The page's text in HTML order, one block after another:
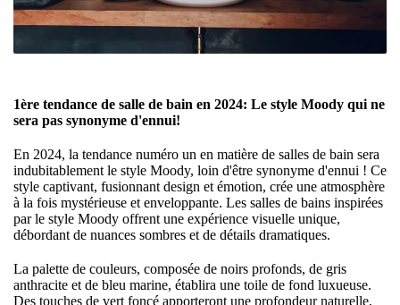
1ère tendance de salle de bain en 2024: Le style Moody qui ne
sera pas synonyme d'ennui!
En 2024, la tendance numéro un en matière de salles de bain sera
indubitablement le style Moody, loin d'être synonyme d'ennui ! Ce
style captivant, fusionnant design et émotion, crée une atmosphère
à la fois mystérieuse et enveloppante. Les salles de bains inspirées
par le style Moody offrent une expérience visuelle unique,
débordant de nuances sombres et de détails dramatiques.
La palette de couleurs, composée de noirs profonds, de gris
anthracite et de bleu marine, établira une toile de fond luxueuse.
Des touches de vert foncé apporteront une profondeur naturelle,